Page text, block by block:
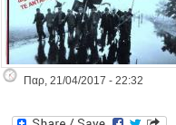
Παρ, 21/04/2017 - 22:32